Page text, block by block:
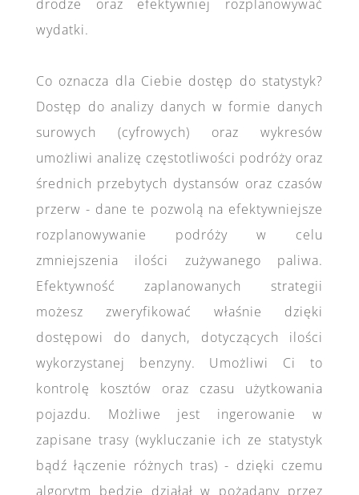
drodze oraz efektywniej rozplanowywać
wydatki.
Co oznacza dla Ciebie dostęp do statystyk?
Dostęp do analizy danych w formie danych
surowych (cyfrowych) oraz wykresów
umożliwi analizę częstotliwości podróży oraz
średnich przebytych dystansów oraz czasów
przerw - dane te pozwolą na efektywniejsze
rozplanowywanie podróży w celu
zmniejszenia ilości zużywanego paliwa.
Efektywność zaplanowanych strategii
możesz zweryfikować właśnie dzięki
dostępowi do danych, dotyczących ilości
wykorzystanej benzyny. Umożliwi Ci to
kontrolę kosztów oraz czasu użytkowania
pojazdu. Możliwe jest ingerowanie w
zapisane trasy (wykluczanie ich ze statystyk
bądź łączenie różnych tras) - dzięki czemu
algorytm będzie działał w pożądany przez